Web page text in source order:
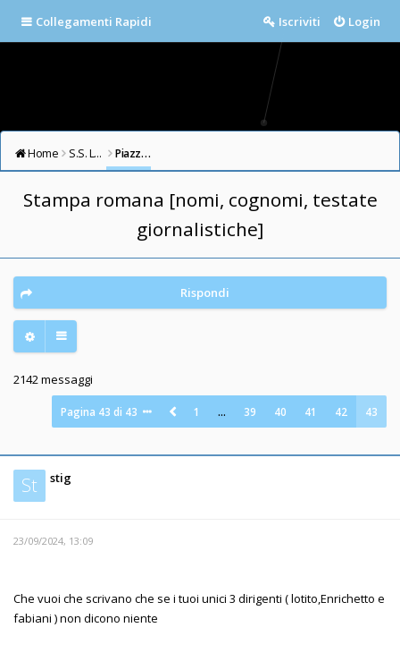
Collegamenti Rapidi Login
Iscriviti
Home S.S. LAZIO FORUM Piazza della Libertà
Stampa romana [nomi, cognomi, testate
giornalistiche]
Rispondi
2142 messaggi
Pagina 43 di 43 1 … 39 40 41 42 43
St stig
23/09/2024, 13:09
Che vuoi che scrivano che se i tuoi unici 3 dirigenti ( lotito,Enrichetto e
fabiani ) non dicono niente